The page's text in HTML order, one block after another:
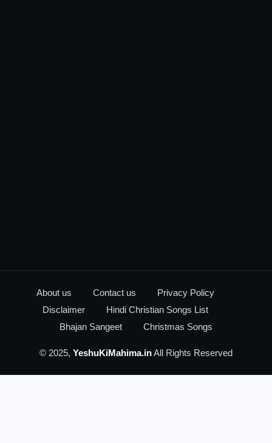
About us Contact us
Privacy Policy
Disclaimer
Hindi Christian Songs List
Bhajan Sangeet
Christmas Songs
© 2025, YeshuKiMahima.inAll Rights Reserved